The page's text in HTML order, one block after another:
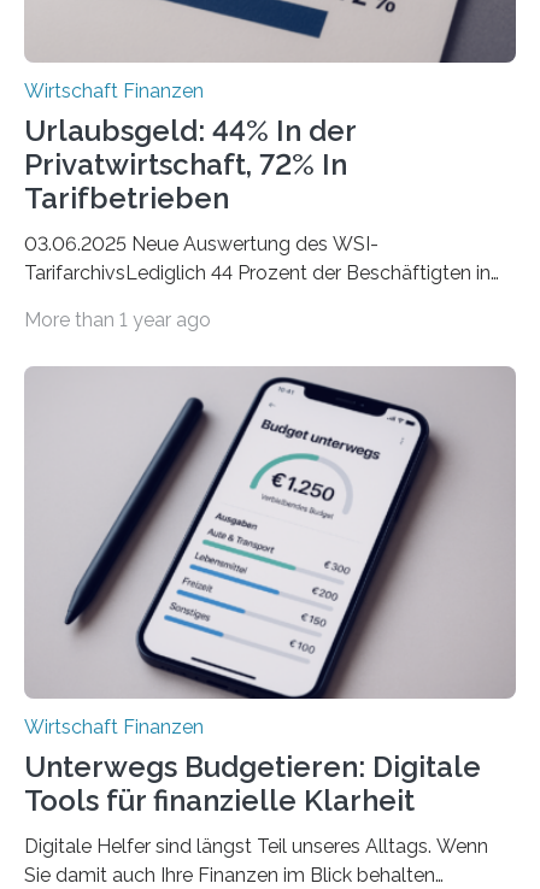
Wirtschaft Finanzen
Urlaubsgeld: 44% In der
Privatwirtschaft, 72% In
Tarifbetrieben
03.06.2025 Neue Auswertung des WSI-
TarifarchivsLediglich 44 Prozent der Beschäftigten in
tarifgebundenen Betrieben ist der Anteil mit 72 Prozent
Unterkünfte fast überall deutlich teurer geworden. Für
viele Beschäftigte ist deshalb das zumeist im Juni oder
Juli ausgezahlte Urlaubsgeld ein wichtiger Faktor, um
sich den wohlverdienten Jahresurlaub leisten zu
können. Allerdings erhält mit 44 Prozent noch nicht
einmal die Hälfte aller Beschäftigten in der
Privatwirtschaft Urlaubsgeld. Zu diesem…
More than 1 year ago
Wirtschaft Finanzen
Unterwegs Budgetieren: Digitale
Tools für finanzielle Klarheit
Digitale Helfer sind längst Teil unseres Alltags. Wenn
Sie damit auch Ihre Finanzen im Blick behalten